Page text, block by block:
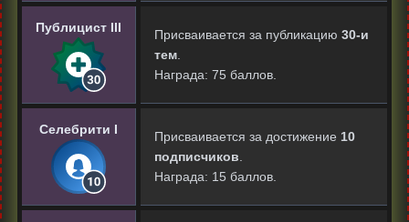
Публицист III Присваивается за публикацию 30-и
тем
Награда: 75 баллов.
Селебрити I Присваивается за достижение 10
подписчиков
Награда: 15 баллов.